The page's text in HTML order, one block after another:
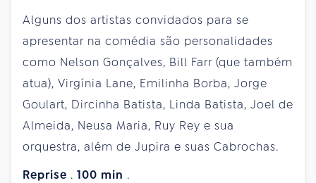
Alguns dos artistas convidados para se
apresentar na comédia são personalidades
como Nelson Gonçalves, Bill Farr (que também
atua), Virgínia Lane, Emilinha Borba, Jorge
Goulart, Dircinha Batista, Linda Batista, Joel de
Almeida, Neusa Maria, Ruy Rey e sua
orquestra, além de Jupira e suas Cabrochas.
Reprise . 100 min .